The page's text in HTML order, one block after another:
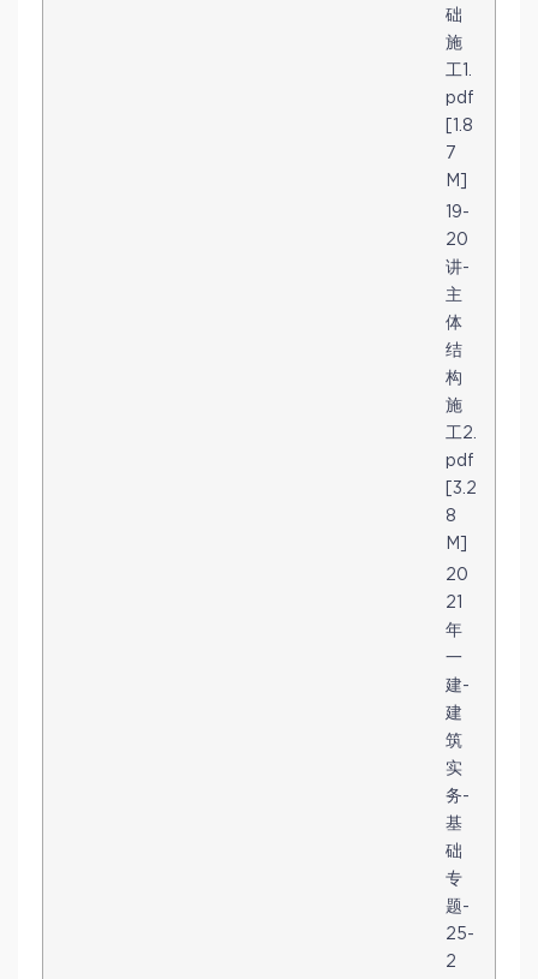
础
施
工1.
pdf
[1.8
7
M]
19-
20
讲-
主
体
结
构
施
工2.
pdf
[3.2
8
M]
20
21
年
一
建-
建
筑
实
务-
基
础
专
题-
25-
2